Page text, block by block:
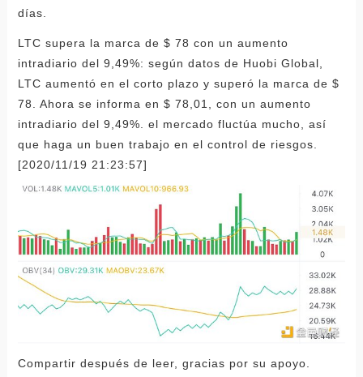
días.
LTC supera la marca de $ 78 con un aumento
intradiario del 9,49%: según datos de Huobi Global,
LTC aumentó en el corto plazo y superó la marca de $
78. Ahora se informa en $ 78,01, con un aumento
intradiario del 9,49%. el mercado fluctúa mucho, así
que haga un buen trabajo en el control de riesgos.
[2020/11/19 21:23:57]
Compartir después de leer, gracias por su apoyo.